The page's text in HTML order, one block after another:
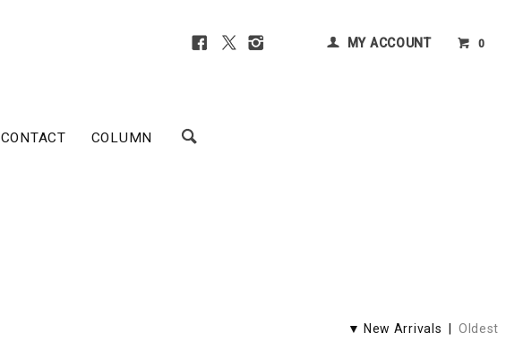
MY ACCOUNT 0
CONTACT COLUMN
▼ New Arrivals | Oldest